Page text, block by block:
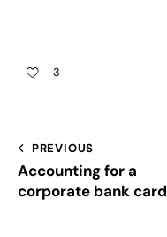
3
PREVIOUS
Accounting for a
corporate bank card